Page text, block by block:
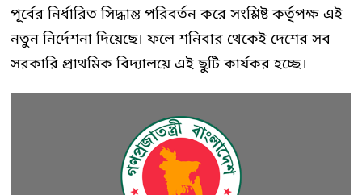
পূর্বের নির্ধারিত সিদ্ধান্ত পরিবর্তন করে সংশ্লিষ্ট কর্তৃপক্ষ এই
নতুন নির্দেশনা দিয়েছে। ফলে শনিবার থেকেই দেশের সব
সরকারি প্রাথমিক বিদ্যালয়ে এই ছুটি কার্যকর হচ্ছে।